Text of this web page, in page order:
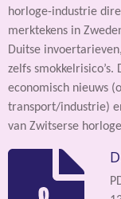
horloge-industrie
merktekens in
Duitse
zelfs
economisch nieuws
transport/industrie)
van Zwitserse